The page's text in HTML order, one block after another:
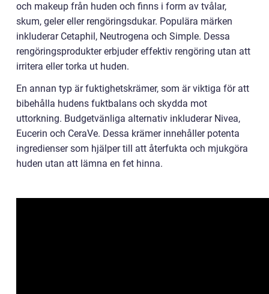
och makeup från huden och finns i form av tvålar,
skum, geler eller rengöringsdukar. Populära märken
inkluderar Cetaphil, Neutrogena och Simple. Dessa
rengöringsprodukter erbjuder effektiv rengöring utan att
irritera eller torka ut huden.
En annan typ är fuktighetskrämer, som är viktiga för att
bibehålla hudens fuktbalans och skydda mot
uttorkning. Budgetvänliga alternativ inkluderar Nivea,
Eucerin och CeraVe. Dessa krämer innehåller potenta
ingredienser som hjälper till att återfukta och mjukgöra
huden utan att lämna en fet hinna.